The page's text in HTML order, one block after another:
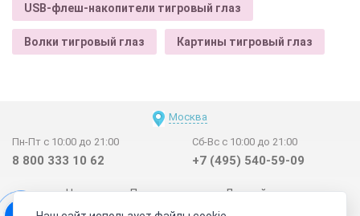
USB-флеш-накопители тигровый глаз
Волки тигровый глаз Картины тигровый глаз
Москва
Пн-Пт с 10:00 до 21:00
8 800 333 10 62
Сб-Вс с 10:00 до 21:00
+7 (495) 540-59-09
Новинки Поставщикам
Личный счет